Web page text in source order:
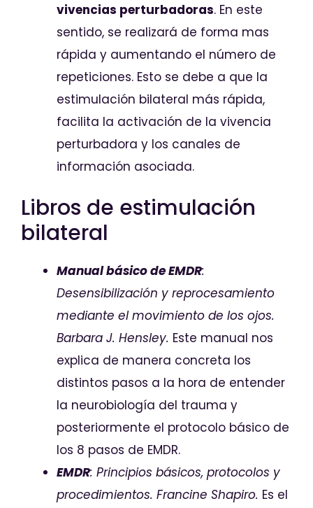
vivencias perturbadoras. En este
sentido, se realizará de forma mas
rápida y aumentando el número de
repeticiones. Esto se debe a que la
estimulación bilateral más rápida,
facilita la activación de la vivencia
perturbadora y los canales de
información asociada.
Libros de estimulación
bilateral
Manual básico de EMDR:
Desensibilización y reprocesamiento
mediante el movimiento de los ojos.
Barbara J. Hensley. Este manual nos
explica de manera concreta los
distintos pasos a la hora de entender
la neurobiología del trauma y
posteriormente el protocolo básico de
los 8 pasos de EMDR.
EMDR: Principios básicos, protocolos y
procedimientos. Francine Shapiro. Es el